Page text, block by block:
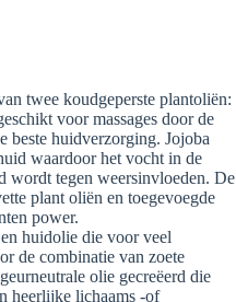
twee koudgeperste plantoliën:
voor massages door de
beste huidverzorging. Jojoba
waardoor het vocht in de
wordt tegen weersinvloeden. De
plant oliën en toegevoegde
power.
huidolie die voor veel
de combinatie van zoete
olie gecreëerd die
heerlijke lichaams -of